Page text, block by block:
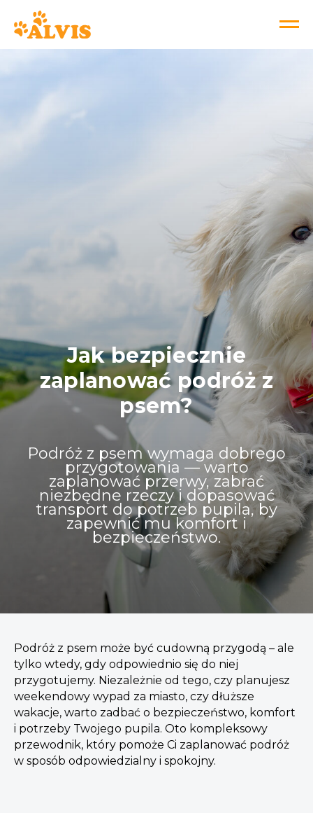
Jak bezpiecznie
zaplanować podróż z
psem?
Podróż z psem wymaga dobrego
przygotowania — warto
zaplanować przerwy, zabrać
niezbędne rzeczy i dopasować
transport do potrzeb pupila, by
zapewnić mu komfort i
bezpieczeństwo.
Podróż z psem może być cudowną przygodą – ale
tylko wtedy, gdy odpowiednio się do niej
przygotujemy. Niezależnie od tego, czy planujesz
weekendowy wypad za miasto, czy dłuższe
wakacje, warto zadbać o bezpieczeństwo, komfort
i potrzeby Twojego pupila. Oto kompleksowy
przewodnik, który pomoże Ci zaplanować podróż
w sposób odpowiedzialny i spokojny.